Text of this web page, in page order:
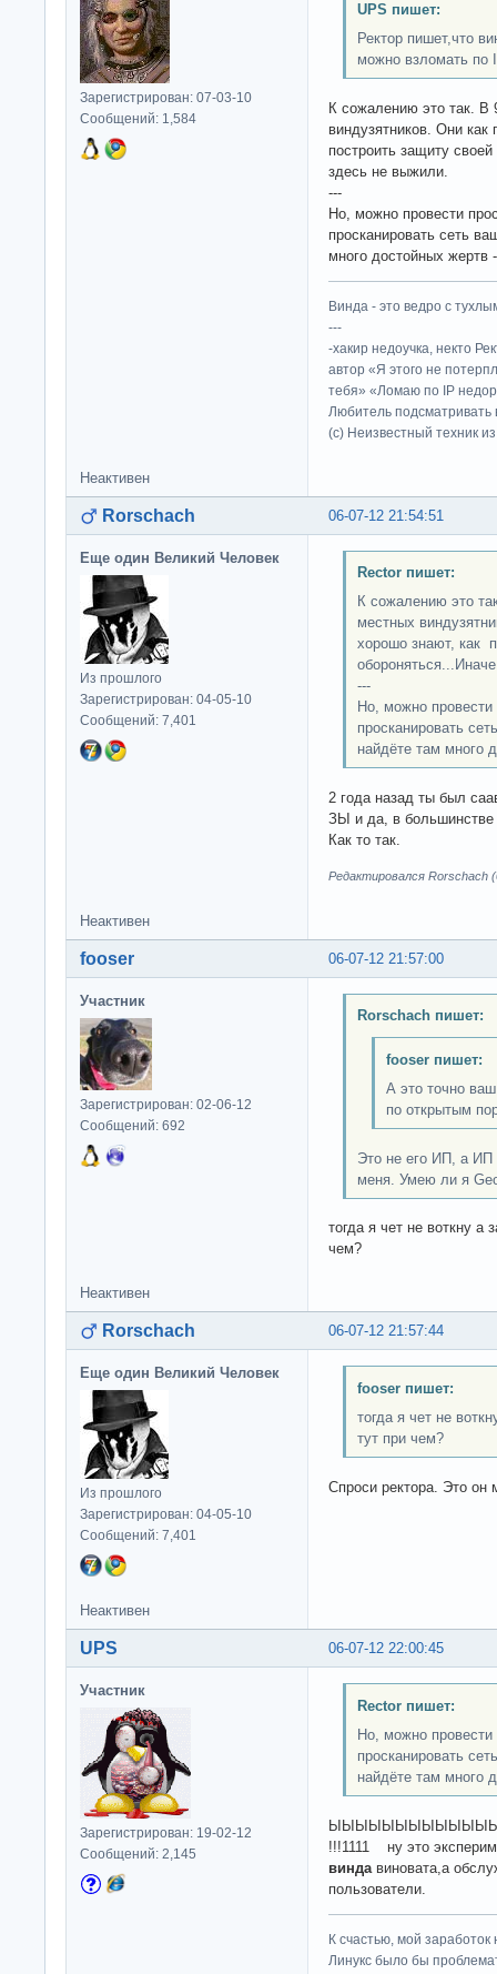
Зарегистрирован: 07-03-10
Сообщений: 1,584
UPS пишет:
Ректор пишет,что
можно взломать по
К сожалению это так. В
виндузятников. Они
построить защиту
здесь не выжили.
---
Но, можно провести
просканировать сеть
много достойных жертв
Винда - это ведро с
---
-хакир недоучка, некто
автор «Я этого не
тебя» «Ломаю по IP
Любитель подсматривать
(c) Неизвестный техник
Неактивен
06-07-12 21:54:51
Rorschach
Еще один Великий Человек
Из прошлого
Зарегистрирован: 04-05-10
Сообщений: 7,401
Rector пишет:
К сожалению это
местных
хорошо знают, как
---
Но, можно провести
просканировать
найдёте там много
2 года назад ты был
ЗЫ и да, в большинстве
Как то так.
Редактировался Rorschach
Неактивен
06-07-12 21:57:00
fooser
Участник
Зарегистрирован: 02-06-12
Сообщений: 692
Rorschach пишет:
fooser пишет:
А это точно
по открытым
Это не его ИП, а ИП
меня. Умею ли я
тогда я чет не воткну а
чем?
Неактивен
06-07-12 21:57:44
Rorschach
Еще один Великий Человек
Из прошлого
Зарегистрирован: 04-05-10
Сообщений: 7,401
fooser пишет:
тогда я чет не
тут при чем?
Спроси ректора. Это он
Неактивен
06-07-12 22:00:45
UPS
Участник
Зарегистрирован: 19-02-12
Сообщений: 2,145
Rector пишет:
Но, можно провести
просканировать
найдёте там много
!!!1111 ну это
винда виновата,а
пользователи.
К счастью, мой
Линукс было бы